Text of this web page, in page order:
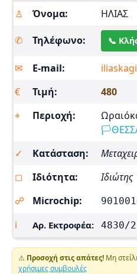
♙ Όνομα: ΗΛΙΑΣ
✆ Τηλέφωνο: 📞
✉︎ E-mail:
€
Τιμή:
480
⌖
Περιοχή:
✓
Κατάσταση:
◻
Ιδιότητα:
Ιδιώτης
☍
Microchip:
ℹ Αρ. Εκτροφέα: 4830/
⚠ Προσοχή στις απάτες! Μη
χρήσιμες συμβουλές